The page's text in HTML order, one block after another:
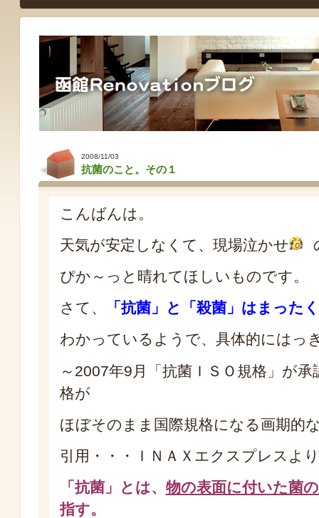
2008/11/03
抗菌のこと。その１
こんばんは。
天気が安定しなくて、現場泣かせ
ぴか～っと晴れてほしいものです。
さて、
「抗菌」と「殺菌」はまった
わかっているようで、具体的にはっ
～2007年9月「抗菌ＩＳＯ規格」が
格が
ほぼそのまま国際規格になる画期的
引用・・・ＩＮＡＸエクスプレスより
「抗菌」とは、 物の表面に付いた菌
指す。